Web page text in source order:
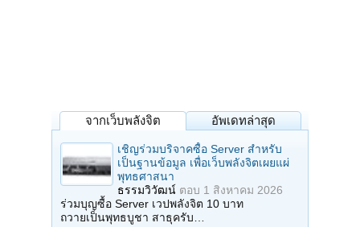
จากเว็บพลังจิต อัพเดทล่าสุด
เชิญร่วมบริจาคซื้อ Server สำหรับ
เป็นฐานข้อมูล เพื่อเว็บพลังจิตเผยแผ่
พุทธศาสนา
ธรรมวิวัฒน์ ตอบ 1 สิงหาคม 2026
ร่วมบุญซื้อ Server เวปพลังจิต 10 บาท
ถวายเป็นพุทธบูชา สาธุครับ…